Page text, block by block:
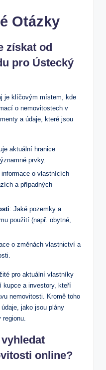
Otázky
získat od
pro Ústecký
je klíčovým místem, kde
o nemovitostech v
a údaje, které jsou
aktuální hranice
prvky.
informace o vlastnících
a případných
: Jaké pozemky a
použití (např. obytné,
o změnách vlastnictví a
pro aktuální vlastníky
kupce a investory, kteří
nemovitosti. Kromě toho
jako jsou plány
regionu.
online?